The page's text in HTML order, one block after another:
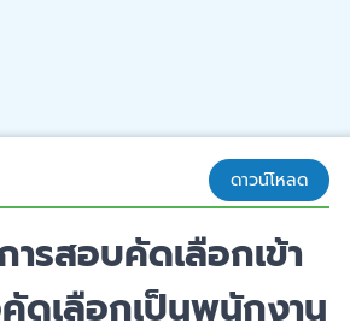
ดาวน์โหลด
ารสอบคัดเลือกเข้า
ดเลือกเป็นพนักงาน